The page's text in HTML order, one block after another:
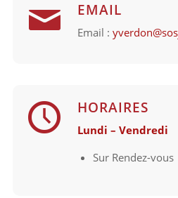
EMAIL
Email :
HORAIRES
Lundi – Vendredi
Sur Rendez-vous